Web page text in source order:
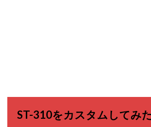
ST-310をカスタムしてみた